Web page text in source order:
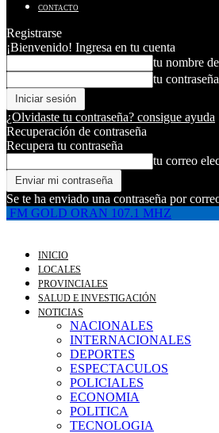
CONTACTO
Registrarse
¡Bienvenido! Ingresa en tu cuenta
tu nombre
tu contraseña
¿Olvidaste tu contraseña? consigue ayuda
Recuperación de contraseña
Recupera tu contraseña
tu correo
Se te ha enviado una contraseña por
FM GOLD ORAN 107.1 MHZ
INICIO
LOCALES
PROVINCIALES
SALUD E INVESTIGACIÓN
NOTICIAS
NACIONALES
INTERNACIONALES
DEPORTES
ESPECTACULOS
POLICIALES
ECONOMIA
POLITICA
TECNOLOGIA